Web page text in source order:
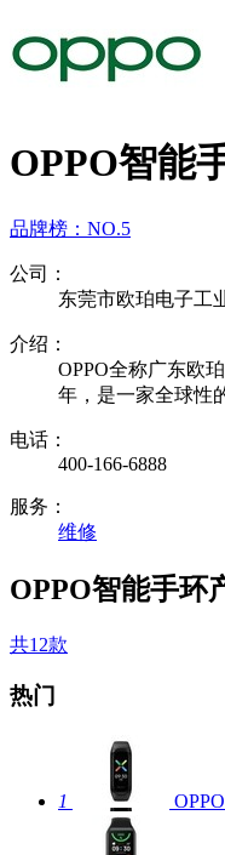
OPPO智能
品牌榜： NO.5
公司：
东莞市欧珀电子工
介绍：
OPPO全称广东欧
年，是一家全球性
电话：
400-166-6888
服务：
维修
OPPO智能手环
共12款
热门
1